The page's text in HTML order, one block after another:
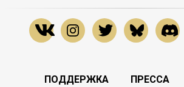
ПОДДЕРЖКА ПРЕССА